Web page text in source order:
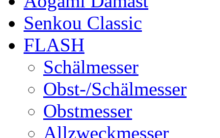
Senkou Classic
FLASH
Schälmesser
Obst-/Schälmesser
Obstmesser
Allzweckmesser